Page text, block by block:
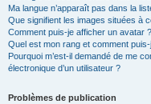
Ma langue n’apparaît pas dans la
Que signifient les images situées à
Comment puis-je afficher un avatar ?
Quel est mon rang et comment
Pourquoi m’est-il demandé de me
électronique d’un utilisateur ?
Problèmes de publication